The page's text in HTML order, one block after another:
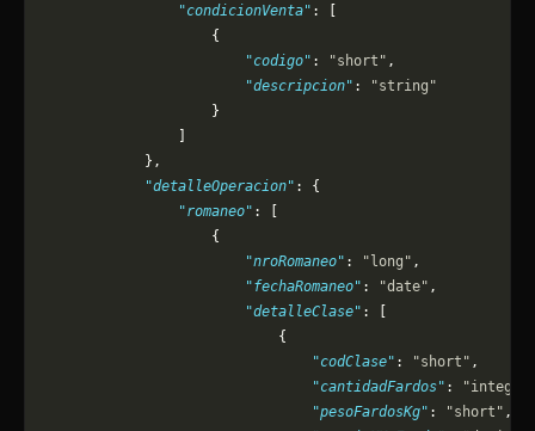
                "condicionVenta"
: [
                    {
                        "codigo"
: "short" ,
                        "descripcion"
:
"string"
                    }
            },
            "detalleOperacion"
: {
                "romaneo"
: [
                    {
                        "nroRomaneo"
: "long" ,
                        "fechaRomaneo"
: "date" ,
                        "detalleClase"
: [
                            {
                                "codClase"
: "short" ,
                                "cantidadFardos"
:
                                "pesoFardosKg"
: "short" ,